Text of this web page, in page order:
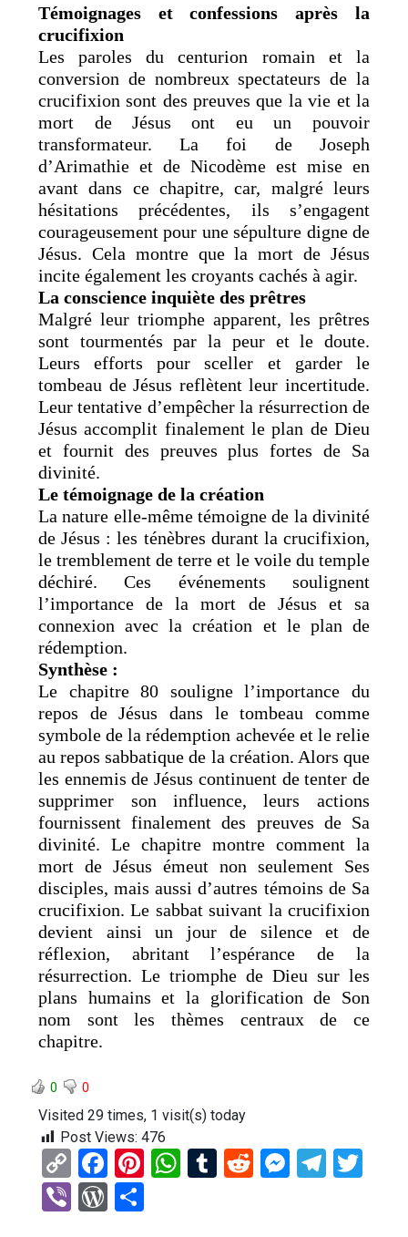
Témoignages et confessions après la
crucifixion
Les paroles du centurion romain et la
conversion de nombreux spectateurs de la
crucifixion sont des preuves que la vie et la
mort de Jésus ont eu un pouvoir
transformateur. La foi de Joseph
d’Arimathie et de Nicodème est mise en
avant dans ce chapitre, car, malgré leurs
hésitations précédentes, ils s’engagent
courageusement pour une sépulture digne de
Jésus. Cela montre que la mort de Jésus
incite également les croyants cachés à agir.
La conscience inquiète des prêtres
Malgré leur triomphe apparent, les prêtres
sont tourmentés par la peur et le doute.
Leurs efforts pour sceller et garder le
tombeau de Jésus reflètent leur incertitude.
Leur tentative d’empêcher la résurrection de
Jésus accomplit finalement le plan de Dieu
et fournit des preuves plus fortes de Sa
divinité.
Le témoignage de la création
La nature elle-même témoigne de la divinité
de Jésus : les ténèbres durant la crucifixion,
le tremblement de terre et le voile du temple
déchiré. Ces événements soulignent
l’importance de la mort de Jésus et sa
connexion avec la création et le plan de
rédemption.
Synthèse :
Le chapitre 80 souligne l’importance du
repos de Jésus dans le tombeau comme
symbole de la rédemption achevée et le relie
au repos sabbatique de la création. Alors que
les ennemis de Jésus continuent de tenter de
supprimer son influence, leurs actions
fournissent finalement des preuves de Sa
divinité. Le chapitre montre comment la
mort de Jésus émeut non seulement Ses
disciples, mais aussi d’autres témoins de Sa
crucifixion. Le sabbat suivant la crucifixion
devient ainsi un jour de silence et de
réflexion, abritant l’espérance de la
résurrection. Le triomphe de Dieu sur les
plans humains et la glorification de Son
nom sont les thèmes centraux de ce
chapitre.
0 0
Visited 29 times, 1 visit(s) today
Post Views: 476
C
o
py
F
a
ce
Pi W T
R
M T
Vi W